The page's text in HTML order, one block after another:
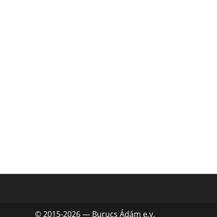
© 2015-2026 — Burucs Ádám e.v.